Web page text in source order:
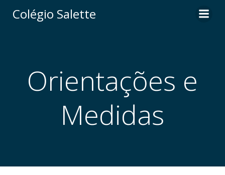
Colégio Salette
Orientações e
Medidas